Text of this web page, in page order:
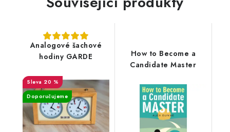
Analogové šachové
hodiny GARDE
20 %
Doporučujeme
How to Become a
Candidate Master